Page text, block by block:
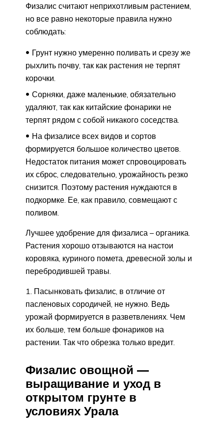
Физалис считают неприхотливым растением,
но все равно некоторые правила нужно
соблюдать:
Грунт нужно умеренно поливать и срезу же
рыхлить почву, так как растения не терпят
корочки.
Сорняки, даже маленькие, обязательно
удаляют, так как китайские фонарики не
терпят рядом с собой никакого соседства.
На физалисе всех видов и сортов
формируется большое количество цветов.
Недостаток питания может спровоцировать
их сброс, следовательно, урожайность резко
снизится. Поэтому растения нуждаются в
подкормке. Ее, как правило, совмещают с
поливом.
Лучшее удобрение для физалиса – органика.
Растения хорошо отзываются на настои
коровяка, куриного помета, древесной золы и
перебродившей травы.
Пасынковать физалис, в отличие от
пасленовых сородичей, не нужно. Ведь
урожай формируется в разветвлениях. Чем
их больше, тем больше фонариков на
растении. Так что обрезка только вредит.
Физалис овощной —
выращивание и уход в
открытом грунте в
условиях Урала